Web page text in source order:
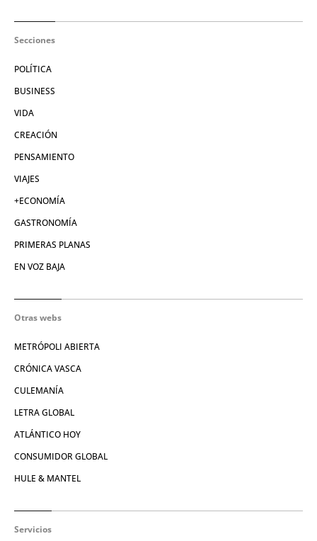
Secciones
POLÍTICA
BUSINESS
VIDA
CREACIÓN
PENSAMIENTO
VIAJES
+ECONOMÍA
GASTRONOMÍA
PRIMERAS PLANAS
EN VOZ BAJA
Otras webs
METRÓPOLI ABIERTA
CRÓNICA VASCA
CULEMANÍA
LETRA GLOBAL
ATLÁNTICO HOY
CONSUMIDOR GLOBAL
HULE & MANTEL
Servicios